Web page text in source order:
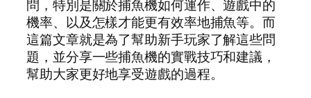
問，特別是關於捕魚機如何運作、遊戲中的
機率、以及怎樣才能更有效率地捕魚等。而
這篇文章就是為了幫助新手玩家了解這些問
題，並分享一些捕魚機的實戰技巧和建議，
幫助大家更好地享受遊戲的過程。